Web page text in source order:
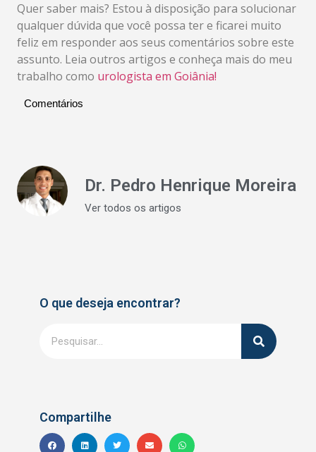
Quer saber mais? Estou à disposição para solucionar
qualquer dúvida que você possa ter e ficarei muito
feliz em responder aos seus comentários sobre este
assunto. Leia outros artigos e conheça mais do meu
trabalho como urologista em Goiânia!
Comentários
Dr. Pedro Henrique Moreira
Ver todos os artigos
O que deseja encontrar?
Compartilhe